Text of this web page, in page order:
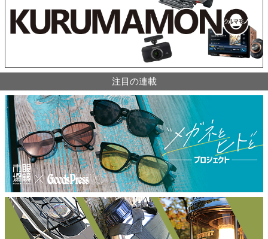
注目の連載